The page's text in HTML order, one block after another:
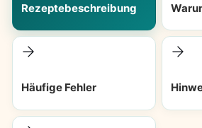
Rezeptebeschreibung
Häufige Fehler